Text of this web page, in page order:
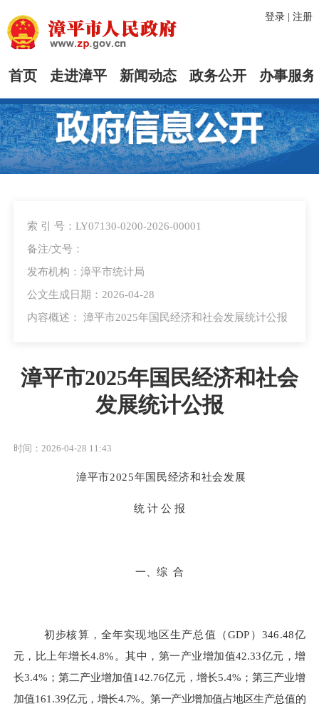
登录| 注册
首页 走进漳平 新闻动态 政务公开 办事服务
索 引 号：LY07130-0200-2026-00001
备注/文号：
发布机构：漳平市统计局
公文生成日期：2026-04-28
内容概述： 漳平市2025年国民经济和社会发展统计公报
漳平市2025年国民经济和社会
发展统计公报
时间：2026-04-28 11:43
漳平市2025年国民经济和社会发展
统 计 公 报
一、综 合
初步核算，全年实现地区生产总值（GDP ） 346.48亿
元，比上年增长4.8% 。其中，第一产业增加值42.33亿元，增
长3.4% ；第二产业增加值142.76亿元，增长5.4% ； 第三产业增
加值161.39亿元，增长4.7%。第一产业增加值占地区生产总值的